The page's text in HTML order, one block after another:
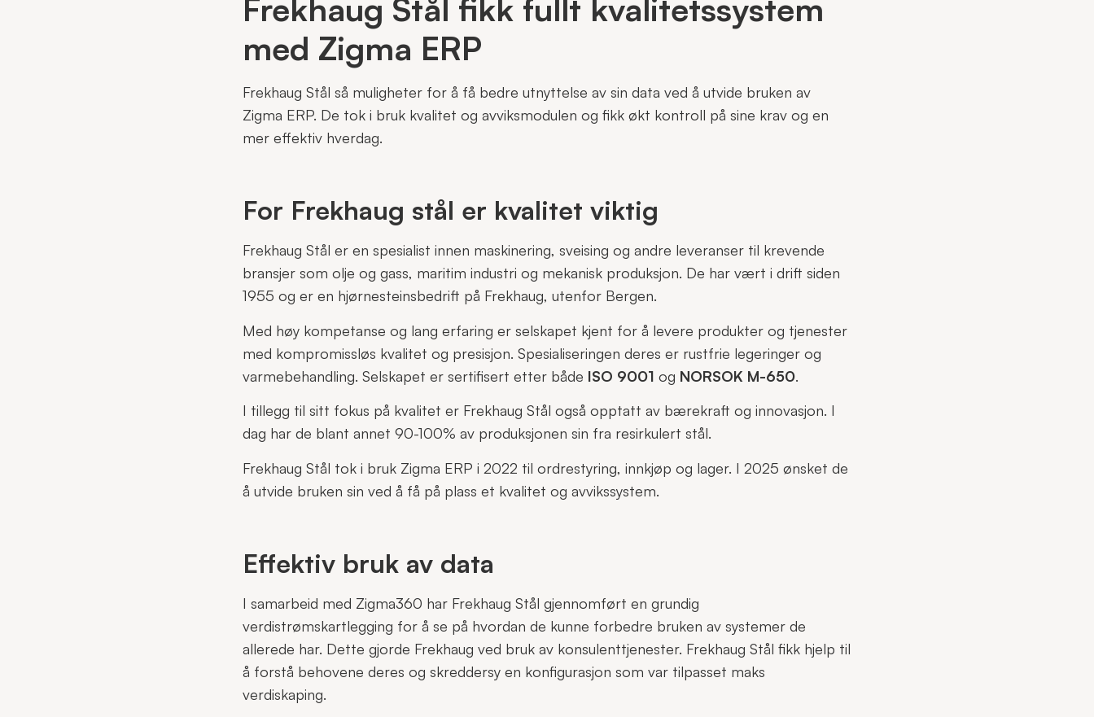
Frekhaug Stål fikk fullt kvalitetssystem
med Zigma ERP
Frekhaug Stål så muligheter for å få bedre utnyttelse av sin data ved å utvide bruken av
Zigma ERP. De tok i bruk kvalitet og avviksmodulen og fikk økt kontroll på sine krav og en
mer effektiv hverdag.
For Frekhaug stål er kvalitet viktig
Frekhaug Stål er en spesialist innen maskinering, sveising og andre leveranser til krevende
bransjer som olje og gass, maritim industri og mekanisk produksjon. De har vært i drift siden
1955 og er en hjørnesteinsbedrift på Frekhaug, utenfor Bergen.
Med høy kompetanse og lang erfaring er selskapet kjent for å levere produkter og tjenester
med kompromissløs kvalitet og presisjon. Spesialiseringen deres er rustfrie legeringer og
varmebehandling. Selskapet er sertifisert etter både ISO 9001 og NORSOK M-650.
I tillegg til sitt fokus på kvalitet er Frekhaug Stål også opptatt av bærekraft og innovasjon. I
dag har de blant annet 90-100% av produksjonen sin fra resirkulert stål.
Frekhaug Stål tok i bruk Zigma ERP i 2022 til ordrestyring, innkjøp og lager. I 2025 ønsket de
å utvide bruken sin ved å få på plass et kvalitet og avvikssystem.
Effektiv bruk av data
I samarbeid med Zigma360 har Frekhaug Stål gjennomført en grundig
verdistrømskartlegging for å se på hvordan de kunne forbedre bruken av systemer de
allerede har. Dette gjorde Frekhaug ved bruk av konsulenttjenester. Frekhaug Stål fikk hjelp til
å forstå behovene deres og skreddersy en konfigurasjon som var tilpasset maks
verdiskaping.